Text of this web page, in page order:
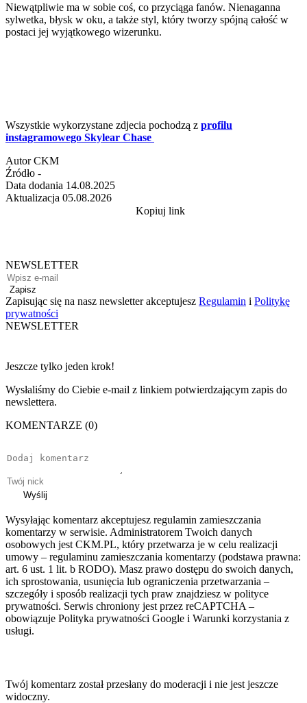
Niewątpliwie ma w sobie coś, co przyciąga fanów. Nienaganna
sylwetka, błysk w oku, a także styl, który tworzy spójną całość w
postaci jej wyjątkowego wizerunku.
Wszystkie wykorzystane zdjecia pochodzą z profilu
instagramowego Skylear Chase
Autor CKM
Źródło -
Data dodania 14.08.2025
Aktualizacja 05.08.2026
Kopiuj link
NEWSLETTER
Zapisz
Zapisując się na nasz newsletter akceptujesz Regulamin i Politykę
prywatności
NEWSLETTER
Jeszcze tylko jeden krok!
Wysłaliśmy do Ciebie e-mail z linkiem potwierdzającym zapis do
newslettera.
KOMENTARZE (0)
Wyślij
Wysyłając komentarz akceptujesz regulamin zamieszczania
komentarzy w serwisie. Administratorem Twoich danych
osobowych jest CKM.PL, który przetwarza je w celu realizacji
umowy – regulaminu zamieszczania komentarzy (podstawa prawna:
art. 6 ust. 1 lit. b RODO). Masz prawo dostępu do swoich danych,
ich sprostowania, usunięcia lub ograniczenia przetwarzania –
szczegóły i sposób realizacji tych praw znajdziesz w polityce
prywatności. Serwis chroniony jest przez reCAPTCHA –
obowiązuje Polityka prywatności Google i Warunki korzystania z
usługi.
Twój komentarz został przesłany do moderacji i nie jest jeszcze
widoczny.